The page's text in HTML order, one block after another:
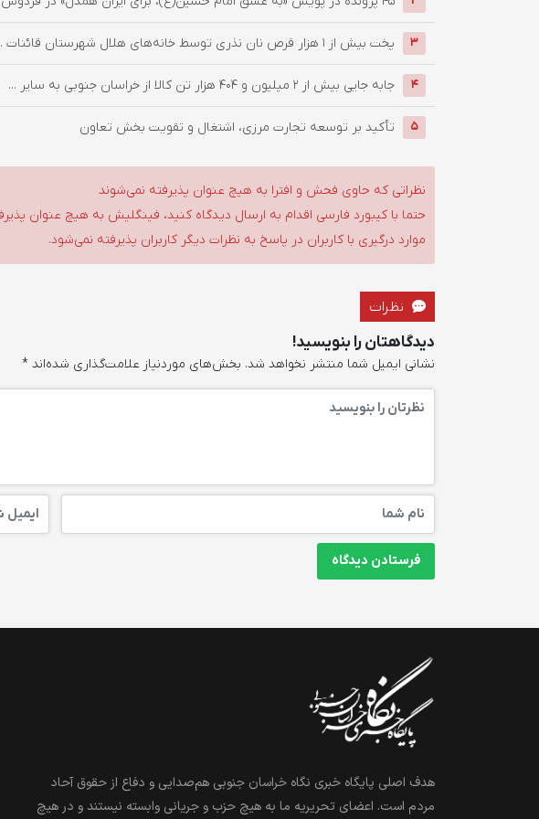
3 پخت بیش از 1 هزار قرص نان نذری توسط خانه‌های هلال شهرستان قائنات ...
4 جابه جایی بیش از 2 میلیون و 404 هزار تن کالا از خراسان جنوبی به سایر ...
5 تأکید بر توسعه تجارت مرزی، اشتغال و تقویت بخش تعاون
نظراتی که حاوی فحش و افترا به هیچ عنوان پذیرفته نمی‌شوند
حتما با کیبورد فارسی اقدام به ارسال دیدگاه کنید، فینگلیش به هیچ عنوان
موارد درگیری با کاربران در پاسخ به نظرات دیگر کاربران پذیرفته نمی‌شود.
نظرات
دیدگاهتان را بنویسید!
نشانی ایمیل شما منتشر نخواهد شد. بخش‌های موردنیاز علامت‌گذاری شده‌اند *
هدف اصلی پایگاه خبری نگاه خراسان جنوبی هم‌صدایی و دفاع از حقوق آحاد
مردم است. اعضای تحریریه ما به هیچ حزب و جریانی وابسته نیستند و در هیچ